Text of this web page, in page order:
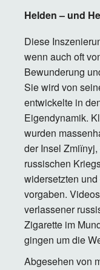
Helden – und
Diese
wenn auch oft
Bewunderung
Sie wird von
entwickelte in
Eigendynamik.
wurden
der Insel
russischen
widersetzten
vorgaben.
verlassener
Zigarette im
gingen um die
Abgesehen von